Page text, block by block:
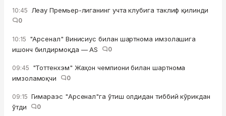
10:45 Леау Премьер-лиганинг учта клубига таклиф қилинди
0
10:15 "Арсенал" Винисиус билан шартнома имзолашига
ишонч билдирмоқда — AS
0
09:45 "Тоттенхэм" Жаҳон чемпиони билан шартнома
имзоламоқчи
0
09:15 Гимараэс "Арсенал"га ўтиш олдидан тиббий кўрикдан
ўтди
0